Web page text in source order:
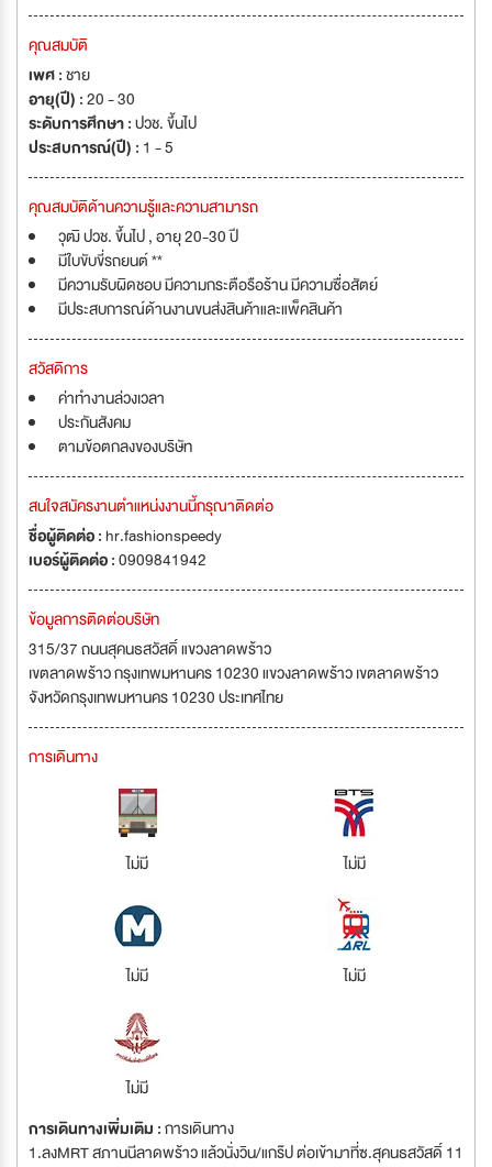
คุณสมบัติ
เพศ :ชาย
อายุ(ปี) :20 - 30
ระดับการศึกษา :ปวช. ขึ้นไป
ประสบการณ์(ปี) : 1 - 5
คุณสมบัติด้านความรู้และความสามารถ
วุฒิ ปวช. ขึ้นไป , อายุ 20-30 ปี
มีใบขับขี่รถยนต์ **
มีความรับผิดชอบ มีความกระตือรือร้าน มีความซื่อสัตย์
มีประสบการณ์ด้านงานขนส่งสินค้าและแพ็คสินค้า
สวัสดิการ
ค่าทำงานล่วงเวลา
ประกันสังคม
ตามข้อตกลงของบริษัท
สนใจสมัครงานตำแหน่งงานนี้กรุณาติดต่อ
ชื่อผู้ติดต่อ :hr.fashionspeedy
เบอร์ผู้ติดต่อ :0909841942
ข้อมูลการติดต่อบริษัท
315/37 ถนนสุคนธสวัสดิ์ แขวงลาดพร้าว
เขตลาดพร้าว กรุงเทพมหานคร 10230 แขวงลาดพร้าว เขตลาดพร้าว
จังหวัดกรุงเทพมหานคร 10230 ประเทศไทย
การเดินทาง
ไม่มี ไม่มี
ไม่มี ไม่มี
ไม่มี
การเดินทางเพิ่มเติม :การเดินทาง
1.ลงMRT สภานนีลาดพร้าว แล้วนั่งวิน/แกร๊ป ต่อเข้ามาที่ซ.สุคนธสวัสดิ์ 11